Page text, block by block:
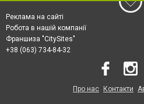
Реклама на сайті
Робота в нашій компанії
Франшиза "CitySites"
+38 (063) 734-84-32
Про нас Контакти